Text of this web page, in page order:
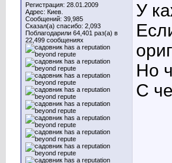
Регистрация: 28.01.2009
Адрес: Киев.
Сообщений: 39,985
Сказал(а) спасибо: 2,093
Поблагодарили 64,401 раз(а) в
22,499 сообщениях
У
Но
С